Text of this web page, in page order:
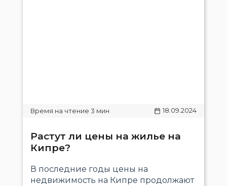
18.09.2024
Растут ли цены на жилье на
Кипре?
В последние годы цены на
недвижимость на Кипре продолжают